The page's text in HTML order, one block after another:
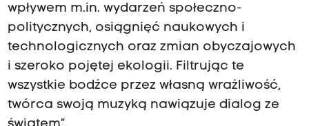
wpływem m.in. wydarzeń społeczno-
politycznych, osiągnięć naukowych i
technologicznych oraz zmian obyczajowych
i szeroko pojętej ekologii. Filtrując te
wszystkie bodźce przez własną wrażliwość,
twórca swoją muzyką nawiązuje dialog ze